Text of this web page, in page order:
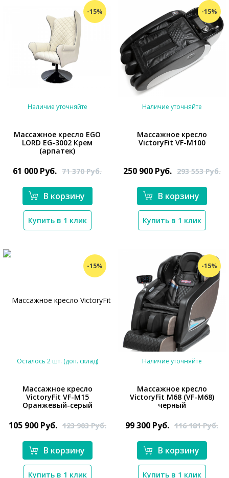
-15%
*}
Наличие уточняйте
Массажное кресло EGO
LORD EG-3002 Крем
(арпатек)
61 000 Руб. 71 370Руб.
В корзину
Купить в 1 клик
-15%
Наличие уточняйте
Массажное кресло
VictoryFit VF-M100
250 900 Руб. 293 553Руб.
В корзину
Купить в 1 клик
-15%
Осталось 2 шт. (доп. склад)
Массажное кресло
VictoryFit VF-M15
Оранжевый-серый
105 900 Руб. 123 903Руб.
В корзину
Купить в 1 клик
-15%
*}
Наличие уточняйте
Массажное кресло
VictoryFit M68 (VF-M68)
черный
99 300 Руб. 116 181Руб.
В корзину
Купить в 1 клик